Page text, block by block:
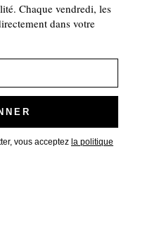
Chaque vendredi, les
dans votre
vous acceptez la politique